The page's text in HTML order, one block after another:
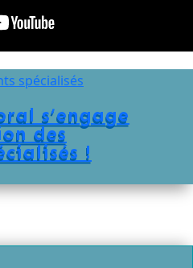
s’engage
des
!